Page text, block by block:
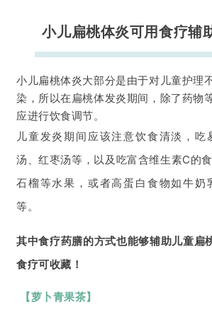
小儿扁桃体炎可用食疗辅
小儿扁桃体炎大部分是由于对儿童护理
染，所以在扁桃体发炎期间，除了药物
应进行饮食调节。
儿童发炎期间应该注意饮食清淡，吃
汤、红枣汤等，以及吃富含维生素C的
石榴等水果，或者高蛋白食物如牛奶
等。
其中食疗药膳的方式也能够辅助儿童扁
食疗可收藏！
【萝卜青果茶】